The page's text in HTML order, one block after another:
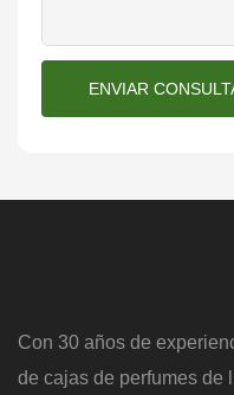
ENVIAR
Con 30 años de
de cajas de perfumes de